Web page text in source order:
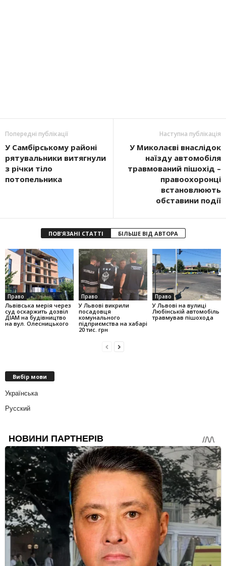
Попередні публікації
У Самбірському районі
рятувальники витягнули
з річки тіло
потопельника
Наступна публікація
У Миколаєві внаслідок
наїзду автомобіля
травмований пішохід –
правоохоронці
встановлюють
обставини події
ПОВ'ЯЗАНІ СТАТТІ БІЛЬШЕ ВІД АВТОРА
Право
Львівська мерія через
суд оскаржить дозвіл
ДІАМ на будівництво
на вул. Олесницького
Право
У Львові викрили
посадовця
комунального
підприємства на хабарі
20 тис. грн
Право
У Львові на вулиці
Любінській автомобіль
травмував пішохода
Вибір мови
Українська
Русский